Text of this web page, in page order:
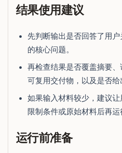
结果使用建议
先判断输出是否回答了用户
的核心问题。
再检查结果是否覆盖摘要
可复用交付物，以及是否给
如果输入材料较少，建议让
限制条件或原始材料后再运
运行前准备